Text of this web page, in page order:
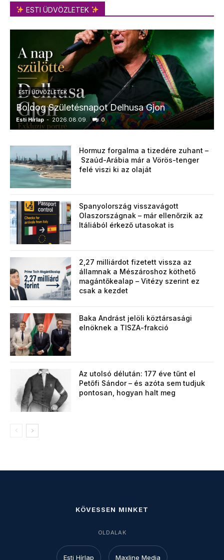
ESTI ÜDVÖZLETEK
ESTI ÜDVÖZLETEK
Boldog Születésnapot Delhusa Gjon
Esti Hírlap - 2026.08.09. 0
Hormuz forgalma a tizedére zuhant –
Szaúd-Arábia már a Vörös-tenger
felé viszi ki az olaját
Spanyolország visszavágott
Olaszországnak – már ellenőrzik az
Itáliából érkező utasokat is
2,27 milliárdot fizetett vissza az
államnak a Mészároshoz köthető
magántőkealap – Vitézy szerint ez
csak a kezdet
Baka Andrást jelöli köztársasági
elnöknek a TISZA-frakció
Az utolsó délután: 177 éve tűnt el
Petőfi Sándor – és azóta sem tudjuk
pontosan, hogyan halt meg
KÖVESSEN MINKET
OLDALAK
Esti Hírlap Maxline Media